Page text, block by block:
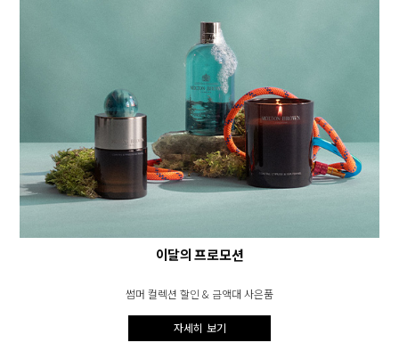
이달의 프로모션
썸머 컬렉션 할인 & 금액대 사은품
자세히 보기